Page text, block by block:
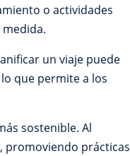
o actividades
un viaje puede
que permite a los
sostenible. Al
promoviendo prácticas